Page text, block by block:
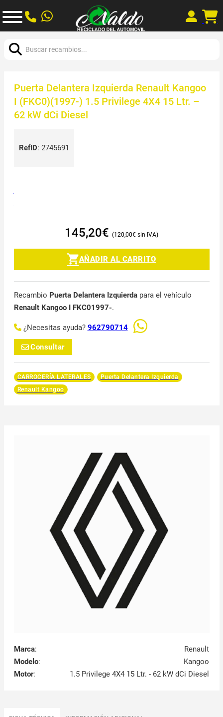
Puerta Delantera Izquierda Renault Kangoo
I (FKC0)(1997-) 1.5 Privilege 4X4 15 Ltr. –
62 kW dCi Diesel
RefID: 2745691
145,20€ 120,00€
AÑADIR AL CARRITO
Recambio Puerta Delantera Izquierdapara el vehículo
Renault Kangoo I FKC01997-.
¿Necesitas ayuda? 962790714
Consultar
CARROCERÍA LATERALES
Puerta Delantera Izquierda
Renault Kangoo
Marca:
Renault
Modelo:
Kangoo
Motor: 1.5 Privilege 4X4 15 Ltr. - 62 kW dCi Diesel